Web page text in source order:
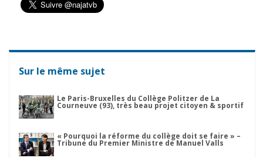
Sur le même sujet
Le Paris-Bruxelles du Collège Politzer de La
Courneuve (93), très beau projet citoyen & sportif
« Pourquoi la réforme du collège doit se faire » –
Tribune du Premier Ministre de Manuel Valls